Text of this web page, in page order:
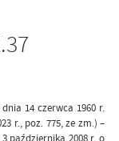
14 czerwca 1960 r.
r., poz. 775, ze zm.) –